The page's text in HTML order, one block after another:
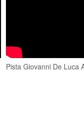
Pista Giovanni De Luca